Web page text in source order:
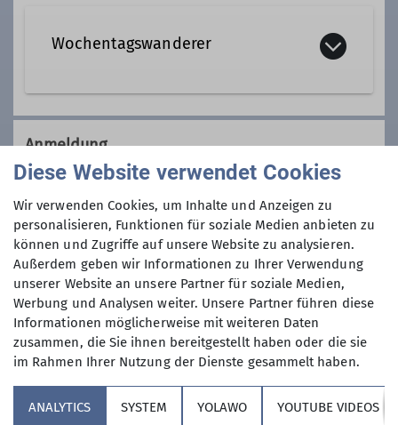
Wochentagswanderer
Wir sind eine Gemeinschaft von
Wanderfreunden innerhalb der
Sektion, die
hauptsächlich jeden
Dienstag und Mittwoch, aber auch an
anderen Wochentagen in freier Natur
unterwegs sind.
Wer kann sich das wochentags
leisten?
Nun, alle die aus dem Berufsleben
ausgeschieden sind oder sonst über
ihre Zeit frei verfügen können und
körperlich in guter Verfassung sind.
Neben anspruchvollen Bergtouren
(bis ca. 1400 Höhenmeter) stehen
Anmeldung
Anmeldung bis
20.10.2025
Maximale Teilnehmeranzahl
11
Diese Website verwendet Cookies
Wir verwenden Cookies, um Inhalte und Anzeigen zu
personalisieren, Funktionen für soziale Medien anbieten zu
können und Zugriffe auf unsere Website zu analysieren.
Außerdem geben wir Informationen zu Ihrer Verwendung
unserer Website an unsere Partner für soziale Medien,
Werbung und Analysen weiter. Unsere Partner führen diese
Informationen möglicherweise mit weiteren Daten
zusammen, die Sie ihnen bereitgestellt haben oder die sie
im Rahmen Ihrer Nutzung der Dienste gesammelt haben.
ANALYTICS SYSTEM YOLAWO YOUTUBE VIDEOS